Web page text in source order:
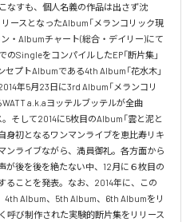
なすも、個人名義の作品は出さず沈
ースとなったAlbum「メランコリック現
・Albumチャート(総合・デイリー)にて
SingleをコンパイルしたEP「断片集」
プトAlbumである4th Album「花水木」
年5月23日に3rd Album「メランコリ
a.k.aヨッテルブッテルが全曲
そして2014に5枚目のAlbum「雲と泥と
身初となるワンマンライブを恵比寿リキ
ンライブながら、満員御礼。各方面から
が後を後を絶たない中、12月に６枚目の
ることを発表。なお、2014年に、この
4th Album、5th Album、6th Albumをリ
呼び制作された実験的断片集をリリース